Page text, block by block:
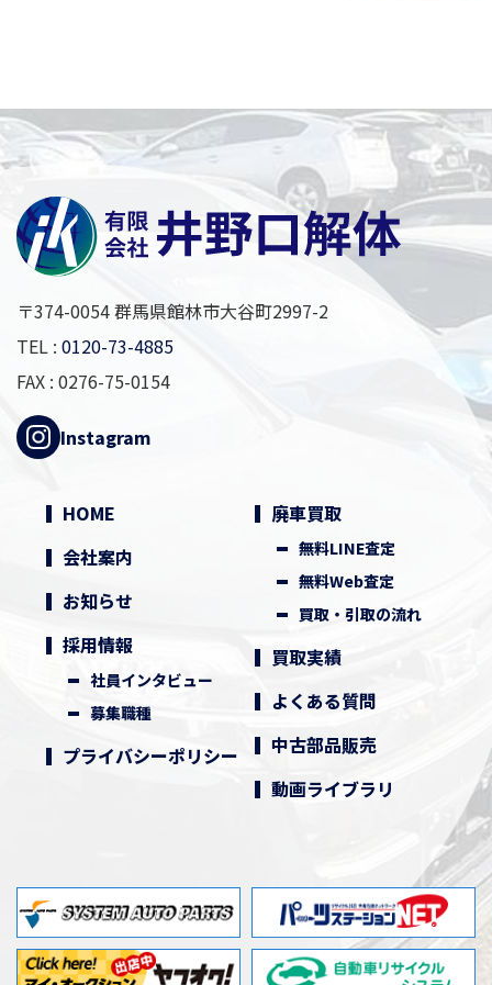
〒374-0054 群馬県館林市大谷町2997-2
TEL : 0120-73-4885
FAX : 0276-75-0154
Instagram
HOME
会社案内
お知らせ
採用情報
社員インタビュー
募集職種
プライバシーポリシー
廃車買取
無料LINE査定
無料Web査定
買取・引取の流れ
買取実績
よくある質問
中古部品販売
動画ライブラリ